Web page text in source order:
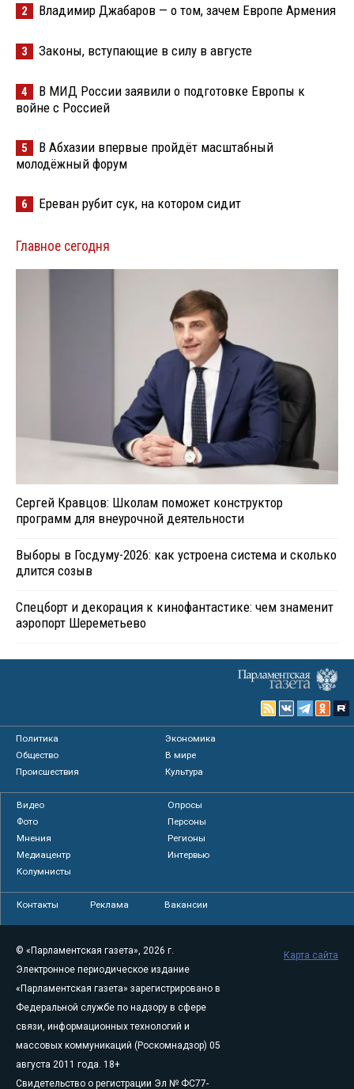
2 Владимир Джабаров — о том, зачем Европе Армения
3 Законы, вступающие в силу в августе
4
В МИД России заявили о подготовке Европы к
войне с Россией
5
В Абхазии впервые пройдёт масштабный
молодёжный форум
6 Ереван рубит сук, на котором сидит
Главное сегодня
Сергей Кравцов: Школам поможет конструктор
программ для внеурочной деятельности
Выборы в Госдуму-2026: как устроена система и сколько
длится созыв
Спецборт и декорация к кинофантастике: чем знаменит
аэропорт Шереметьево
Политика
Экономика
Общество
В мире
Происшествия
Культура
Видео
Опросы
Фото
Персоны
Мнения
Регионы
Медиацентр
Интервью
Колумнисты
Контакты Реклама Вакансии
© «Парламентская газета», 2026 г.
Электронное периодическое издание
«Парламентская газета» зарегистрировано в
Федеральной службе по надзору в сфере
связи, информационных технологий и
массовых коммуникаций (Роскомнадзор) 05
августа 2011 года. 18+
Свидетельство о регистрации Эл № ФС77-
Карта сайта